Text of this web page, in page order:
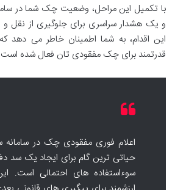
و یک هشدار سراسری برای جلوگیری از نقل و
این اقدام، به شما اطمینان خاطر می دهد
قدرتمند برای چک مفقودی تان فعال شده
حیاتی ترین گام برای ایجاد یک سد
سوءاستفاده های احتمالی است.